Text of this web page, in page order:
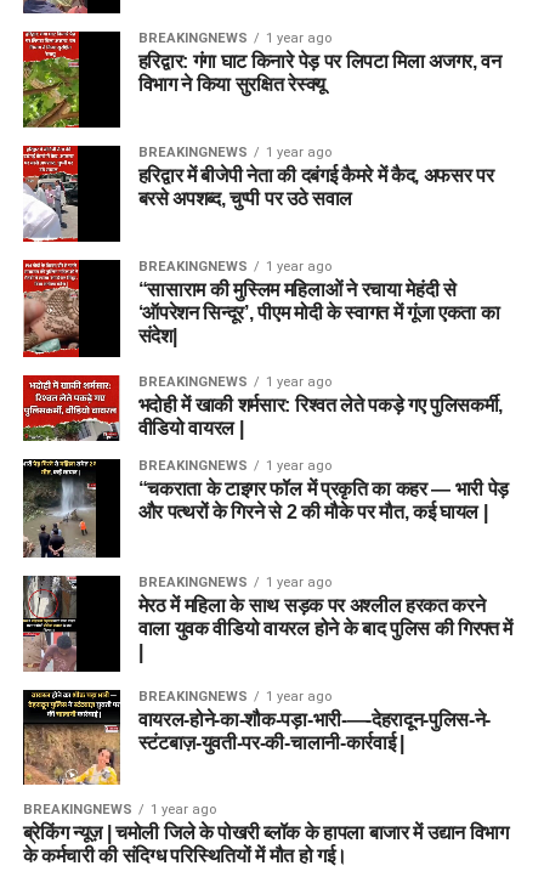
BREAKINGNEWS 1 year ago
हरिद्वार: गंगा घाट किनारे पेड़ पर लिपटा मिला अजगर, वन
विभाग ने किया सुरक्षित रेस्क्यू
BREAKINGNEWS 1 year ago
हरिद्वार में बीजेपी नेता की दबंगई कैमरे में कैद, अफसर पर
बरसे अपशब्द, चुप्पी पर उठे सवाल
BREAKINGNEWS 1 year ago
“सासाराम की मुस्लिम महिलाओं ने रचाया मेहंदी से
‘ऑपरेशन सिन्दूर’, पीएम मोदी के स्वागत में गूंजा एकता का
संदेश|
BREAKINGNEWS 1 year ago
भदोही में खाकी शर्मसार: रिश्वत लेते पकड़े गए पुलिसकर्मी,
वीडियो वायरल |
BREAKINGNEWS 1 year ago
“चकराता के टाइगर फॉल में प्रकृति का कहर — भारी पेड़
और पत्थरों के गिरने से 2 की मौके पर मौत, कई घायल |
BREAKINGNEWS 1 year ago
मेरठ में महिला के साथ सड़क पर अश्लील हरकत करने
वाला युवक वीडियो वायरल होने के बाद पुलिस की गिरफ्त में
BREAKINGNEWS 1 year ago
वायरल-होने-का-शौक-पड़ा-भारी-—-देहरादून-पुलिस-ने-
स्टंटबाज़-युवती-पर-की-चालानी-कार्रवाई |
BREAKINGNEWS 1 year ago
ब्रेकिंग न्यूज़ | चमोली जिले के पोखरी ब्लॉक के हापला बाजार में उद्यान विभाग
के कर्मचारी की संदिग्ध परिस्थितियों में मौत हो गई।